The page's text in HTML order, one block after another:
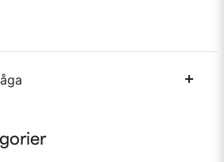
denna produkten...